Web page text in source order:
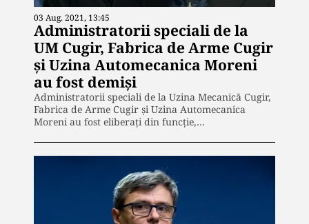
03 Aug. 2021, 13:45
Administratorii speciali de la
UM Cugir, Fabrica de Arme Cugir
şi Uzina Automecanica Moreni
au fost demiși
Administratorii speciali de la Uzina Mecanică Cugir,
Fabrica de Arme Cugir şi Uzina Automecanica
Moreni au fost eliberaţi din funcţie,…